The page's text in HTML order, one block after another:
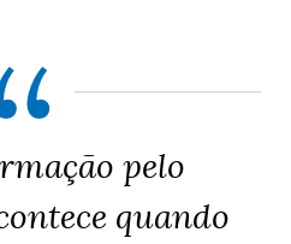
pelo
quando